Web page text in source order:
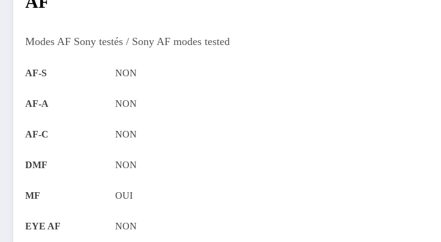
Modes AF Sony testés / Sony AF modes tested
AF-S NON
AF-A NON
AF-C NON
DMF NON
MF OUI
EYE AF NON